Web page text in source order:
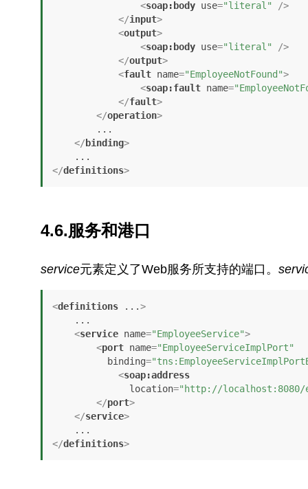
<soap:body use="literal"
/>
</input>
<output>
<soap:body use="literal"
/>
</output>
<fault name="EmployeeNotFound">
<soap:fault name=
</fault>
</operation>
</ binding>
</definitions>
4.6.服务和港口
service元素定义了Web服务所支持的端口。
<definitions ...>
<service name="EmployeeService">
<port name="EmployeeServiceImplPort"
binding=
<soap:address
location="http://localhost:8080/
</port>
</service>
</definitions>